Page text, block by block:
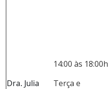
Dra. Julia
14:00 às 18:00h
Terça e